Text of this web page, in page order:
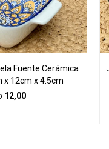
Fuente Cerámica
x 12cm x 4.5cm
12,00